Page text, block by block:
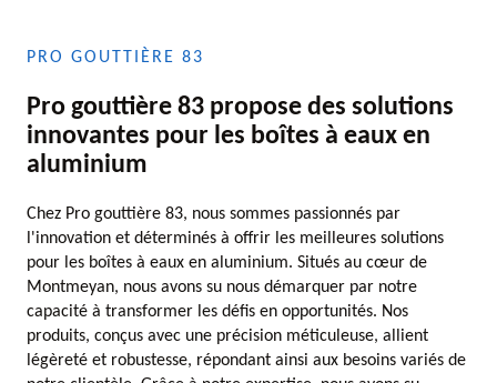
PRO GOUTTIÈRE 83
Pro gouttière 83 propose des solutions
innovantes pour les boîtes à eaux en
aluminium
Chez Pro gouttière 83, nous sommes passionnés par
l'innovation et déterminés à offrir les meilleures solutions
pour les boîtes à eaux en aluminium. Situés au cœur de
Montmeyan, nous avons su nous démarquer par notre
capacité à transformer les défis en opportunités. Nos
produits, conçus avec une précision méticuleuse, allient
légèreté et robustesse, répondant ainsi aux besoins variés de